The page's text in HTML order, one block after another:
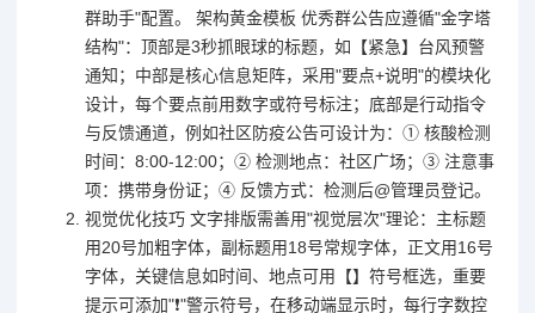
群助手"配置。 架构黄金模板 优秀群公告应遵循"金字塔
结构"：顶部是3秒抓眼球的标题，如【紧急】台风预警
通知；中部是核心信息矩阵，采用"要点+说明"的模块化
设计，每个要点前用数字或符号标注；底部是行动指令
与反馈通道，例如社区防疫公告可设计为：① 核酸检测
时间：8:00-12:00；② 检测地点：社区广场；③ 注意事
项：携带身份证；④ 反馈方式：检测后@管理员登记。
视觉优化技巧 文字排版需善用"视觉层次"理论：主标题
用20号加粗字体，副标题用18号常规字体，正文用16号
字体，关键信息如时间、地点可用【】符号框选，重要
提示可添加"❗"警示符号，在移动端显示时，每行字数控